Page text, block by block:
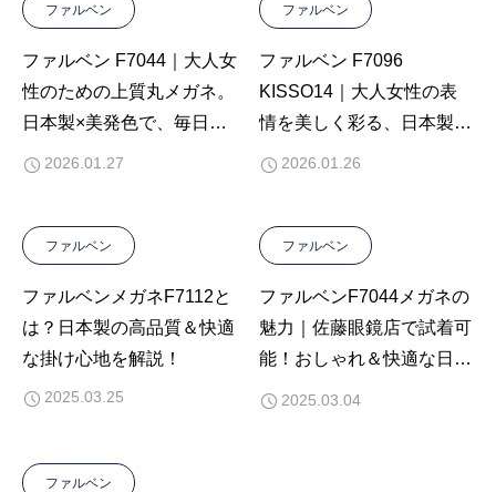
ファルベン
ファルベン F7044｜大人女
性のための上質丸メガネ。
日本製×美発色で、毎日が
もっと心地よく【佐藤眼鏡
2026.01.27
ファルベン
ファルベン F7096
KISSO14｜大人女性の表
情を美しく彩る、日本製プ
レミアムメガネ【佐藤眼鏡
2026.01.26
ファルベン
ファルベンメガネF7112と
は？日本製の高品質＆快適
な掛け心地を解説！
2025.03.25
ファルベン
ファルベンF7044メガネの
魅力｜佐藤眼鏡店で試着可
能！おしゃれ＆快適な日本
製メガネ
2025.03.04
ファルベン